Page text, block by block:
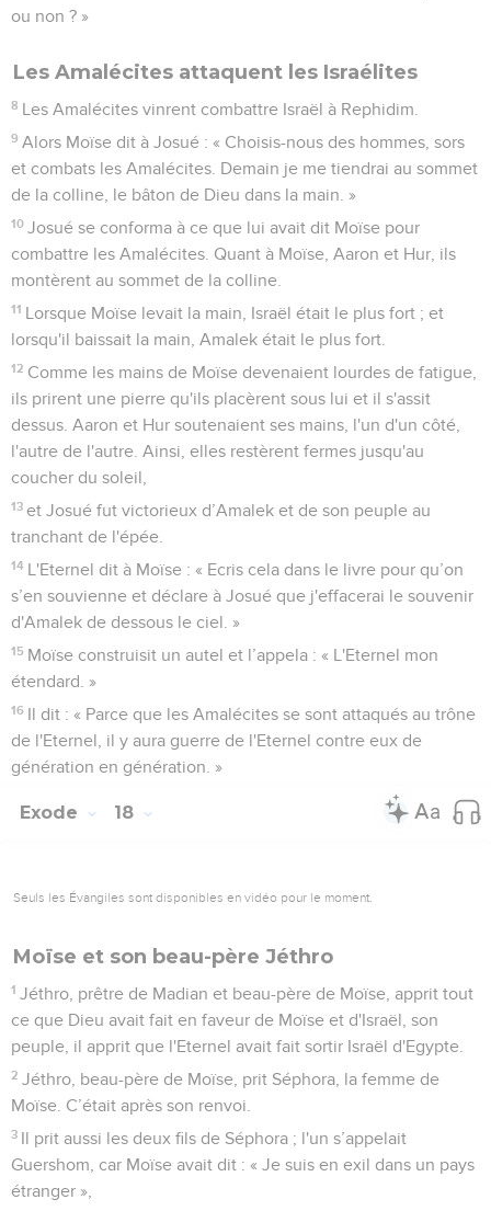
ou non ? »
Les Amalécites attaquent les Israélites
8 Les Amalécites vinrent combattre Israël à Rephidim.
9 Alors Moïse dit à Josué : « Choisis-nous des hommes, sors
et combats les Amalécites. Demain je me tiendrai au sommet
de la colline, le bâton de Dieu dans la main. »
10 Josué se conforma à ce que lui avait dit Moïse pour
combattre les Amalécites. Quant à Moïse, Aaron et Hur, ils
montèrent au sommet de la colline.
11 Lorsque Moïse levait la main, Israël était le plus fort ; et
lorsqu'il baissait la main, Amalek était le plus fort.
12 Comme les mains de Moïse devenaient lourdes de fatigue,
ils prirent une pierre qu'ils placèrent sous lui et il s'assit
dessus. Aaron et Hur soutenaient ses mains, l'un d'un côté,
l'autre de l'autre. Ainsi, elles restèrent fermes jusqu'au
coucher du soleil,
13 et Josué fut victorieux d’Amalek et de son peuple au
tranchant de l'épée.
14 L'Eternel dit à Moïse : « Ecris cela dans le livre pour qu’on
s’en souvienne et déclare à Josué que j'effacerai le souvenir
d'Amalek de dessous le ciel. »
15 Moïse construisit un autel et l’appela : « L'Eternel mon
étendard. »
16 Il dit : « Parce que les Amalécites se sont attaqués au trône
de l'Eternel, il y aura guerre de l'Eternel contre eux de
génération en génération. »
Exode 18
Seuls les Évangiles sont disponibles en vidéo pour le moment.
Moïse et son beau-père Jéthro
1 Jéthro, prêtre de Madian et beau-père de Moïse, apprit tout
ce que Dieu avait fait en faveur de Moïse et d'Israël, son
peuple, il apprit que l'Eternel avait fait sortir Israël d'Egypte.
2 Jéthro, beau-père de Moïse, prit Séphora, la femme de
Moïse. C’était après son renvoi.
3 Il prit aussi les deux fils de Séphora ; l'un s’appelait
Guershom, car Moïse avait dit : « Je suis en exil dans un pays
étranger »,